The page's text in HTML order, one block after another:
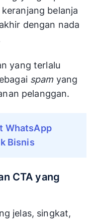
belanja
dengan nada
yang terlalu
spam yang
pelanggan.
WhatsApp
Bisnis
CTA yang
jelas, singkat,